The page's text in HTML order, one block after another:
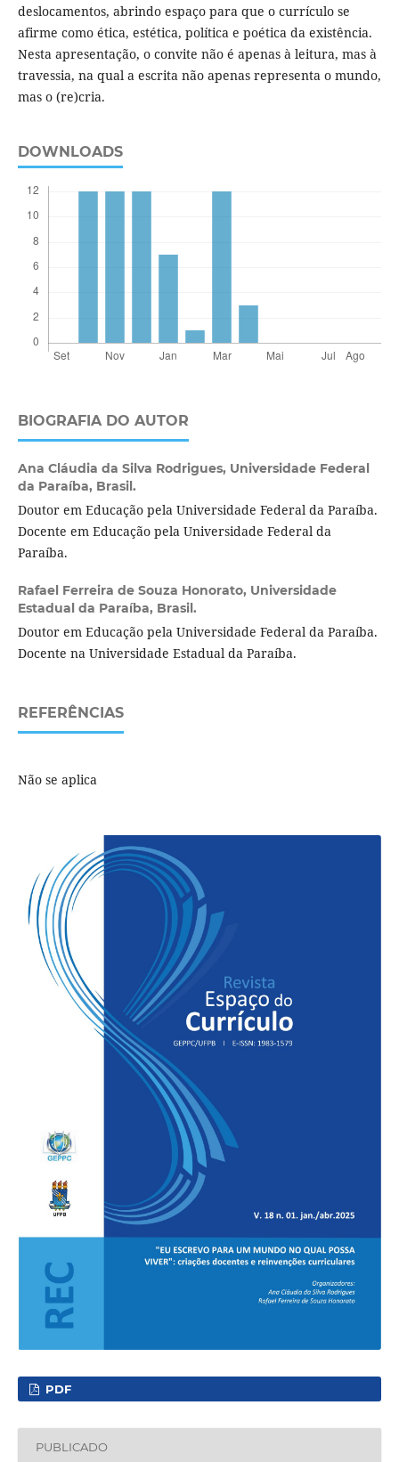
deslocamentos, abrindo espaço para que o currículo se
afirme como ética, estética, política e poética da existência.
Nesta apresentação, o convite não é apenas à leitura, mas à
travessia, na qual a escrita não apenas representa o mundo,
mas o (re)cria.
DOWNLOADS
BIOGRAFIA DO AUTOR
Ana Cláudia da Silva Rodrigues, Universidade Federal
da Paraíba, Brasil.
Doutor em Educação pela Universidade Federal da Paraíba.
Docente em Educação pela Universidade Federal da
Paraíba.
Rafael Ferreira de Souza Honorato, Universidade
Estadual da Paraíba, Brasil.
Doutor em Educação pela Universidade Federal da Paraíba.
Docente na Universidade Estadual da Paraíba.
REFERÊNCIAS
Não se aplica
PDF
PUBLICADO